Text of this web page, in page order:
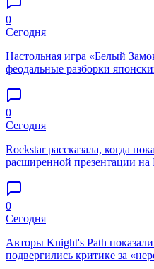
0
Сегодня
Настольная игра «Белый
феодальные разборки
0
Сегодня
Rockstar рассказала, когда
расширенной презентации
0
Сегодня
Авторы Knight's Path
подвергились критике за